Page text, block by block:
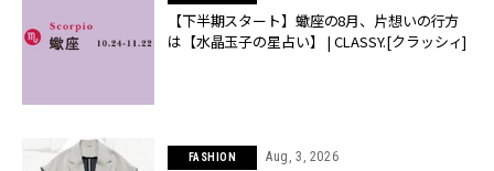
【下半期スタート】蠍座の8月、片想いの行方
は【水晶玉子の星占い】 | CLASSY.[クラッシィ]
FASHION Aug, 3, 2026